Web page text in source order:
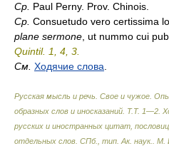
Ср. Paul Perny. Prov. Chinois.
Ср. Consuetudo vero certissima
plane sermone , ut nummo cui
Quintil. 1, 4, 3.
См. Ходячие слова
Русская мысль и речь. Свое и чужое.
образных слов и иносказаний. Т.Т. 1—2.
русских и иностранных цитат,
отдельных слов. СПб., тип. Ак. наук.
М.